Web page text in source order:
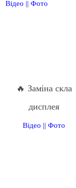
Відео || Фото
🔥 Заміна скла
дисплея
Відео || Фото